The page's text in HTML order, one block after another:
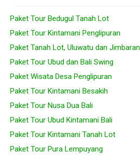
Paket Tour Bedugul Tanah Lot
Paket Tour Kintamani Penglipuran
Paket Tanah Lot, Uluwatu dan Jimbaran
Paket Tour Ubud dan Bali Swing
Paket Wisata Desa Penglipuran
Paket Tour Kintamani Besakih
Paket Tour Nusa Dua Bali
Paket Tour Ubud Kintamani Bali
Paket Tour Kintamani Tanah Lot
Paket Tour Pura Lempuyang